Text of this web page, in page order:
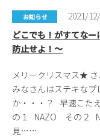
お知らせ
2021/
どこでも！がすてな
防止せよ！～
メリークリスマス★ さ
みなさんはステキなプ
か・・・？ 早速こた
の１ NAZO その２
見……